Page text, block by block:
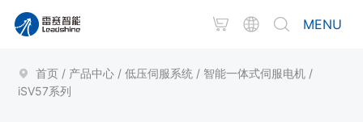
MENU
首页 / 产品中心 / 低压伺服系统 / 智能一体式伺服电机 /
iSV57系列